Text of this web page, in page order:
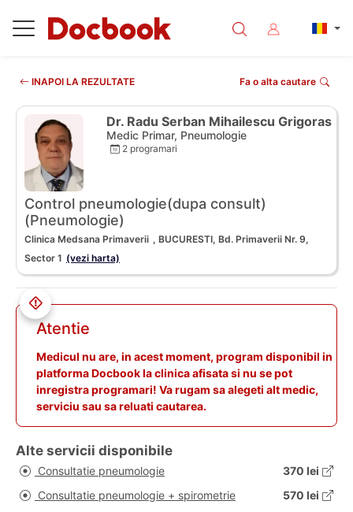
INAPOI LA REZULTATE Fa o alta cautare
Dr. Radu Serban Mihailescu Grigoras
Medic Primar, Pneumologie
2 programari
Control pneumologie(dupa consult)
(Pneumologie)
Clinica Medsana Primaverii , BUCURESTI, Bd. Primaverii Nr. 9,
Sector 1 (vezi harta)
Atentie
Medicul nu are, in acest moment, program disponibil in
platforma Docbook la clinica afisata si nu se pot
inregistra programari! Va rugam sa alegeti alt medic,
serviciu sau sa reluati cautarea.
Alte servicii disponibile
Consultatie pneumologie
370 lei
Consultatie pneumologie + spirometrie
570 lei